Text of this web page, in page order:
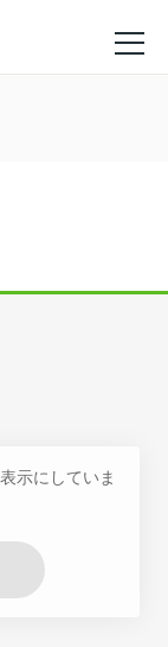
示にしていま